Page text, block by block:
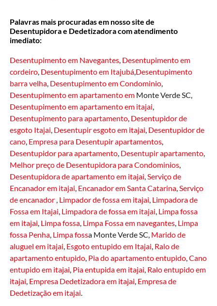
Palavras mais procuradas em nosso site de
Desentupidora e Dedetizadora com atendimento
imediato:
Desentupimento em Navegantes, Desentupimento em
cordeiro, Desentupimento em Itajubá,Desentupimento
barra velha, Desentupimento em Condominio,
Desentupimento em apartamento em Monte Verde SC,
Desentupimento em apartamento em itajai,
Desentupimento para apartamento, Desentupidor de
esgoto Itajai, Desentupir esgoto em itajai, Desentupidor de
cano, Empresa para Desentupir apartamentos,
Desentupidor para apartamento, Desentupir apartamento,
Melhor preço de Desentupidora para Condominios,
Desentupidora de apartamento em itajai,Serviço de
Encanador em itajai, Encanador em Santa Catarina,Serviço
de encanador , Limpador de fossa em itajai, Limpadora de
Fossa em Itajai, Limpadora de fossa em itajai, Limpa fossa
em itajai, Limpa fossa, Limpa Fossa em navegantes, Limpa
fossa Penha, Limpa fossa Monte Verde SC, Marido de
aluguel em itajai, Esgoto entupido em Itajai, Ralo de
apartamento entupido, Pia do apartamento entupido,Cano
entupido em itajai, Pia entupida em itajai, Ralo entupido em
itajai, Empresa Dedetizadora em itajai, Empresa de
Dedetização em itajai.